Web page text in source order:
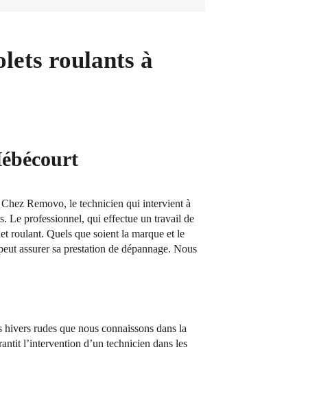
roulants à
Removo, le technicien qui intervient à
Le professionnel, qui effectue un travail de
roulant. Quels que soient la marque et le
assurer sa prestation de dépannage. Nous
rudes que nous connaissons dans la
l’intervention d’un technicien dans les